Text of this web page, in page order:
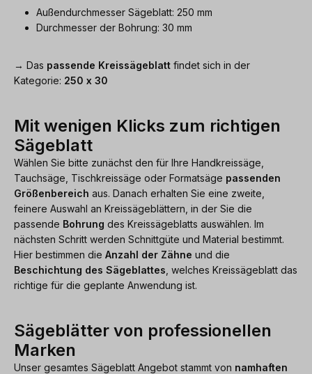
Außendurchmesser Sägeblatt: 250 mm
Durchmesser der Bohrung: 30 mm
→ Das passende Kreissägeblatt findet sich in der
Kategorie: 250 x 30
Mit wenigen Klicks zum richtigen
Sägeblatt
Wählen Sie bitte zunächst den für Ihre Handkreissäge,
Tauchsäge, Tischkreissäge oder Formatsäge passenden
Größenbereich aus. Danach erhalten Sie eine zweite,
feinere Auswahl an Kreissägeblättern, in der Sie die
passende Bohrung des Kreissägeblatts auswählen. Im
nächsten Schritt werden Schnittgüte und Material bestimmt.
Hier bestimmen die Anzahl der Zähne und die
Beschichtung des Sägeblattes , welches Kreissägeblatt das
richtige für die geplante Anwendung ist.
Sägeblätter von professionellen
Marken
Unser gesamtes Sägeblatt Angebot stammt von namhaften